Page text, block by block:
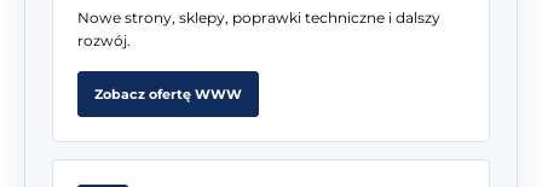
Nowe strony, sklepy, poprawki techniczne i dalszy
rozwój.
Zobacz ofertę WWW